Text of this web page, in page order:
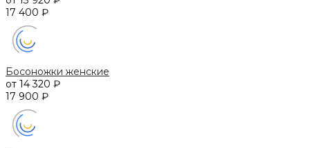
17 400 ₽
Босоножки женские
от 14 320 ₽
17 900 ₽